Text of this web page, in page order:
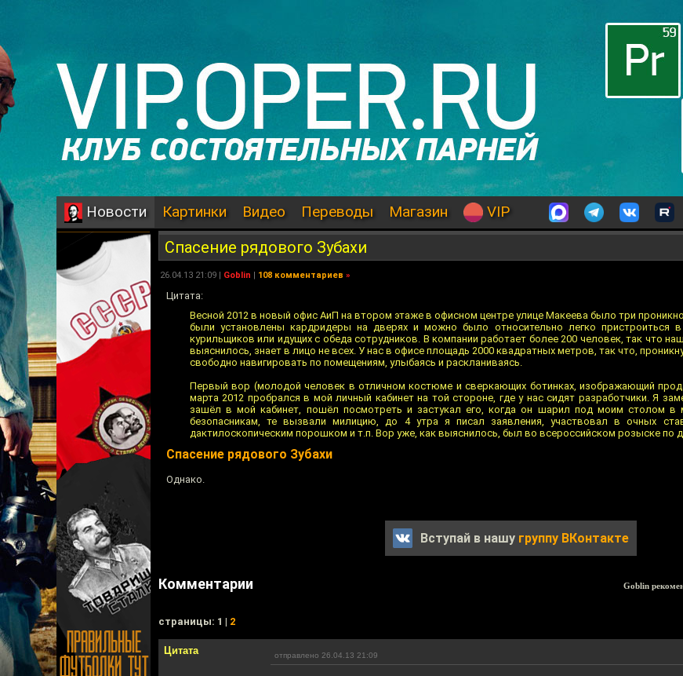
Новости Картинки Видео Переводы Магазин VIP
Спасение рядового Зубахи
26.04.13 21:09 | Goblin | 108 комментариев »
Цитата:
Весной 2012 в новый офис АиП на втором этаже в офисном центре улице Макеева было три
были установлены кардридеры на дверях и можно было относительно легко пристроиться
курильщиков или идущих с обеда сотрудников. В компании работает более 200 человек, так что
выяснилось, знает в лицо не всех. У нас в офисе площадь 2000 квадратных метров, так что,
свободно навигировать по помещениям, улыбаясь и раскланиваясь.
Первый вор (молодой человек в отличном костюме и сверкающих ботинках, изображающий
марта 2012 пробрался в мой личный кабинет на той стороне, где у нас сидят разработчики. Я
зашёл в мой кабинет, пошёл посмотреть и застукал его, когда он шарил под моим столом в
безопасникам, те вызвали милицию, до 4 утра я писал заявления, участвовал в очных
дактилоскопическим порошком и т.п. Вор уже, как выяснилось, был во всероссийском розыске по
Спасение рядового Зубахи
Однако.
Вступай в нашу группу ВКонтакте
Комментарии Goblin
cтраницы: 1 | 2
Цитата отправлено 26.04.13 21:09